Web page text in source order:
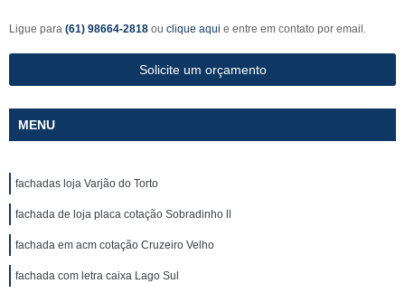
Ligue para (61) 98664-2818 ou clique aqui e entre em contato por email.
Solicite um orçamento
MENU
fachadas loja Varjão do Torto
fachada de loja placa cotação Sobradinho ll
fachada em acm cotação Cruzeiro Velho
fachada com letra caixa Lago Sul